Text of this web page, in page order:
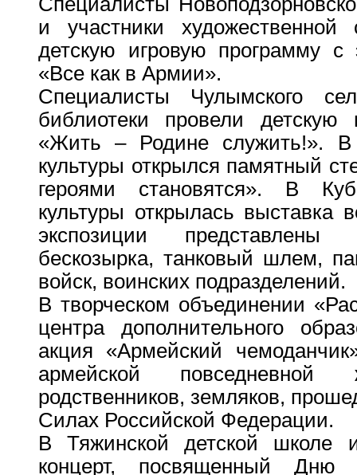
и участники художественной
детскую игровую программу с
«Все как в Армии».
Специалисты Чулымского
библиотеки провели детскую
«Жить – Родине служить!». В
культуры открылся памятный
героями становятся». В
культуры открылась выставка
экспозиции представлены
бескозырка, танковый шлем,
войск, воинских подразделений.
В творческом объединении
центра дополнительного
акция «Армейский
армейской
родственников, земляков,
Силах Российской Федерации.
В Тяжинской детской школе
концерт, посвященный Дню